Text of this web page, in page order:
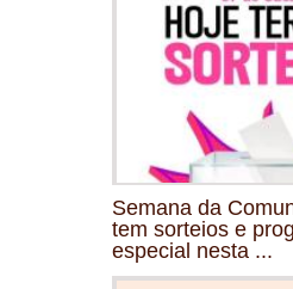
Semana da
tem sorteios e
especial nesta ...